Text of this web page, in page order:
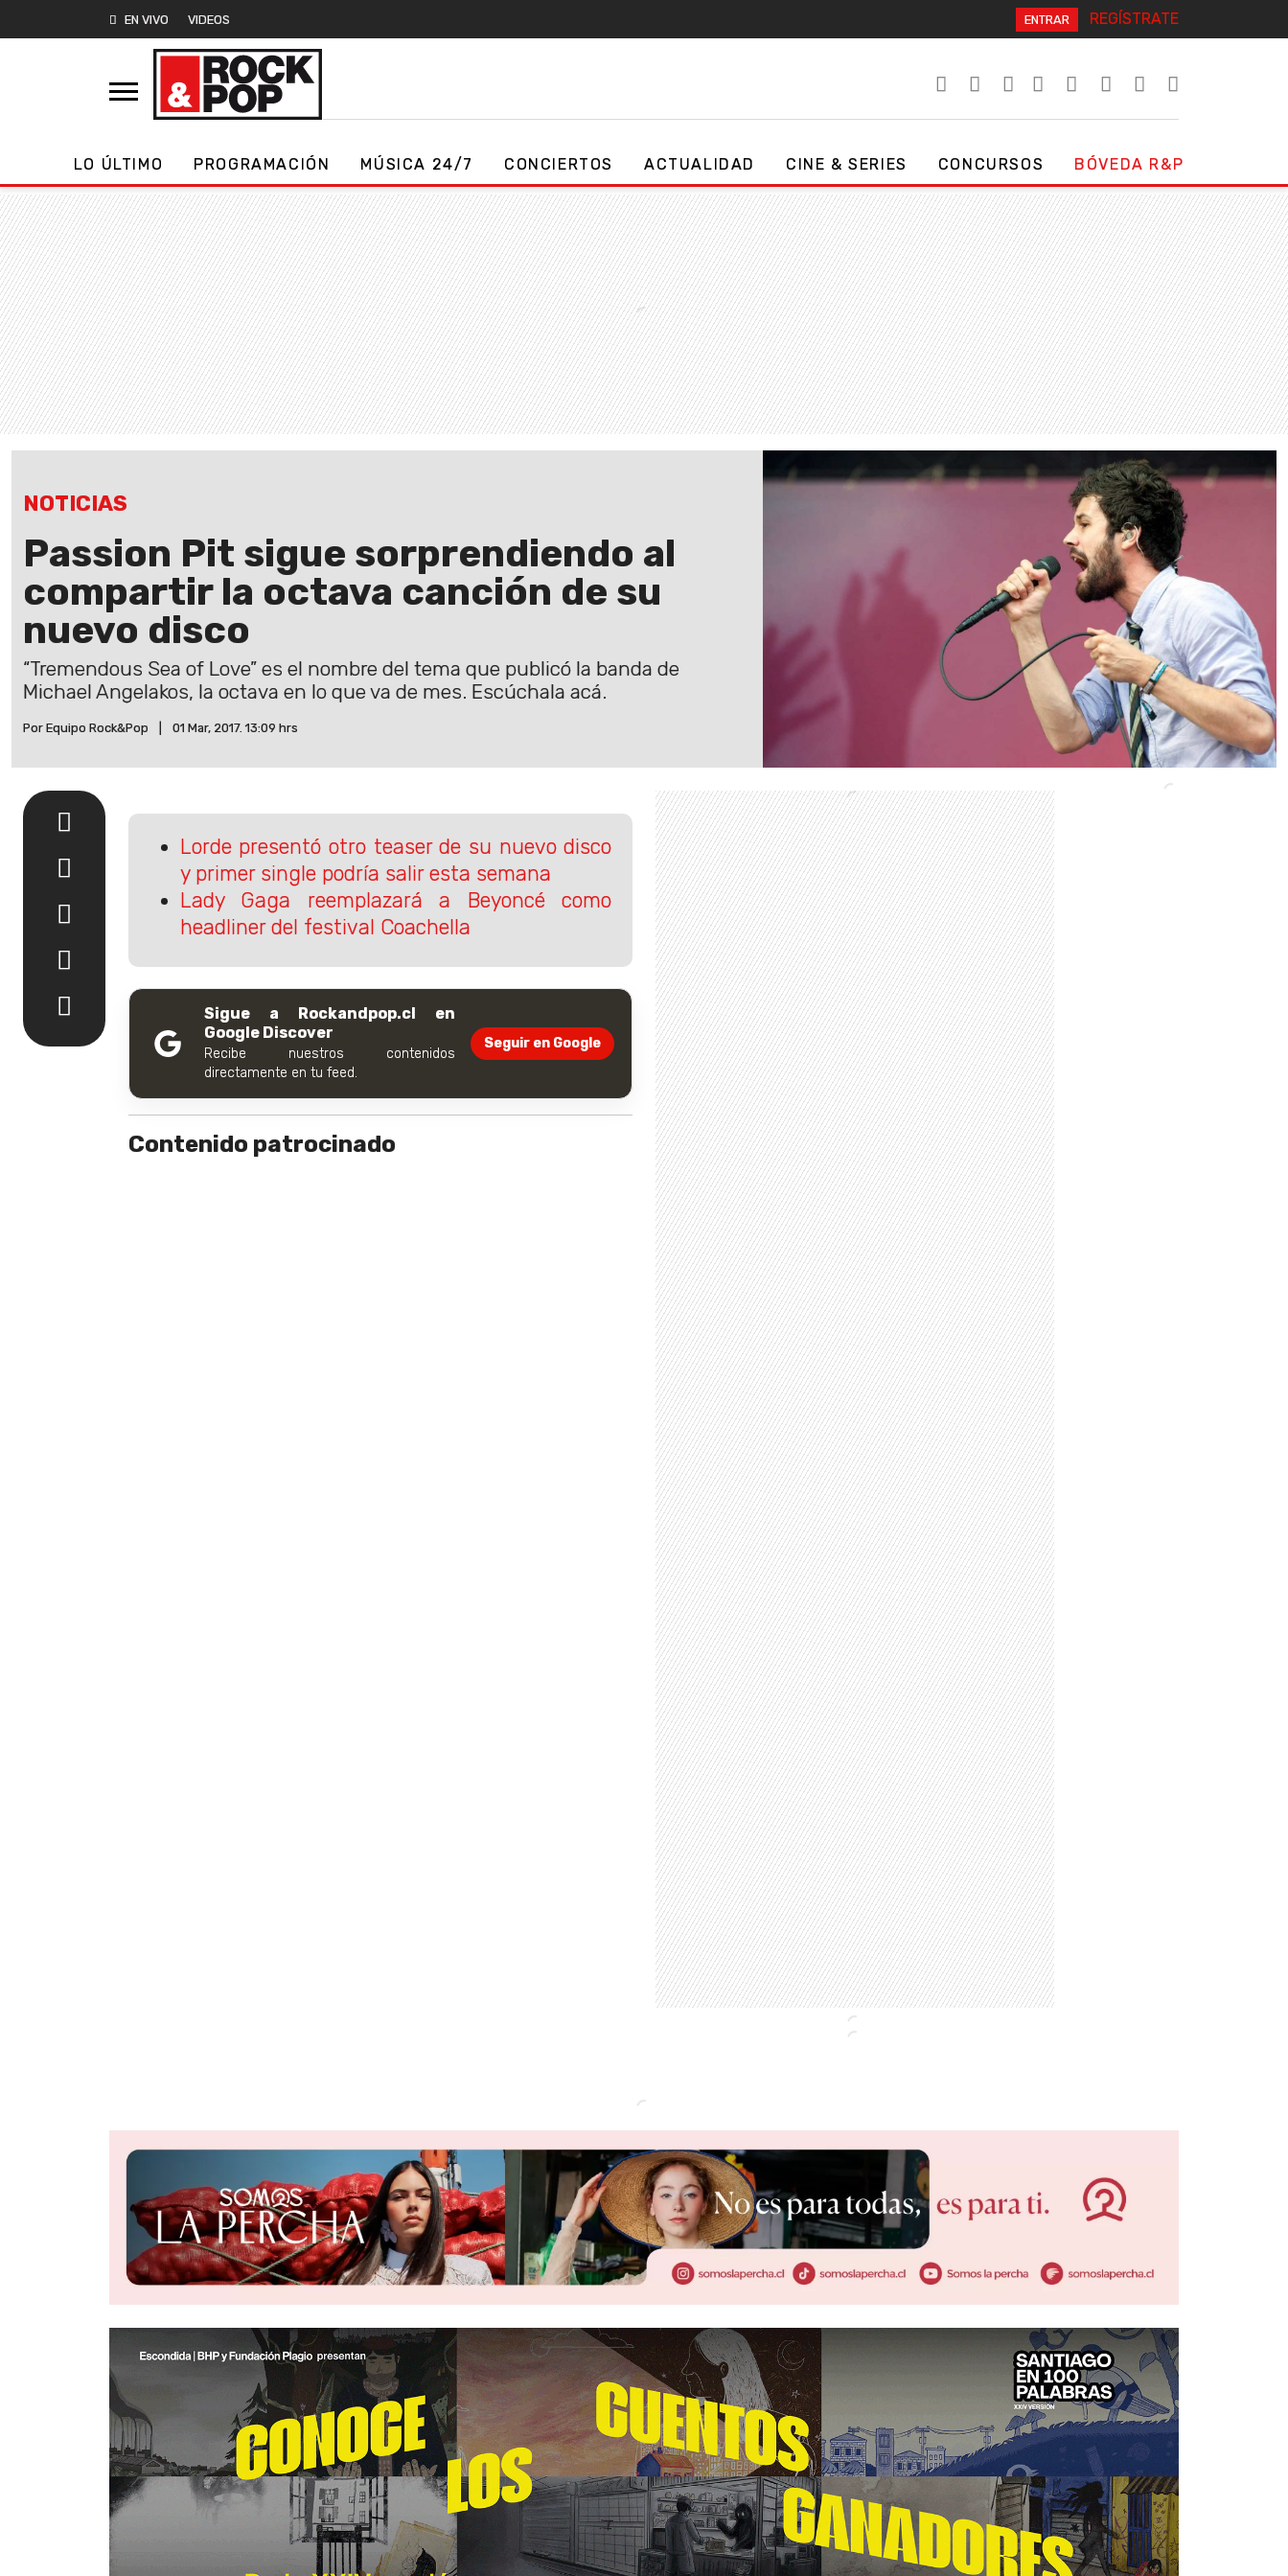
EN VIVO VIDEOS ENTRAR REGÍSTRATE
LO ÚLTIMO PROGRAMACIÓN MÚSICA 24/7 CONCIERTOS ACTUALIDAD CINE & SERIES CONCURSOS BÓVEDA R&P
NOTICIAS
Passion Pit sigue sorprendiendo al
compartir la octava canción de su
nuevo disco
“Tremendous Sea of Love” es el nombre del tema que publicó la banda de
Michael Angelakos, la octava en lo que va de mes. Escúchala acá.
Por Equipo Rock&Pop 01 Mar, 2017. 13:09 hrs
Lorde presentó otro teaser de su nuevo disco
y primer single podría salir esta semana
Lady Gaga reemplazará a Beyoncé como
headliner del festival Coachella
Sigue a Rockandpop.cl en
Google Discover
Recibe nuestros contenidos
directamente en tu feed.
Seguir en Google
Contenido patrocinado